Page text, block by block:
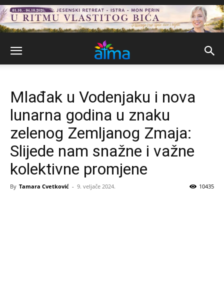
Mlađak u Vodenjaku i nova
lunarna godina u znaku
zelenog Zemljanog Zmaja:
Slijede nam snažne i važne
kolektivne promjene
By Tamara Cvetković - 9. veljače 2024. 10435